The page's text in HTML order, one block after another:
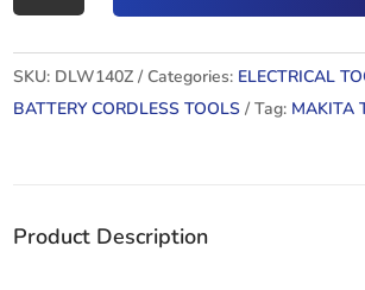
OFF
SKU: DLW140Z Categories: ELECTRICAL
BATTERY CORDLESS TOOLS
Tag: MAKITA
Product Description